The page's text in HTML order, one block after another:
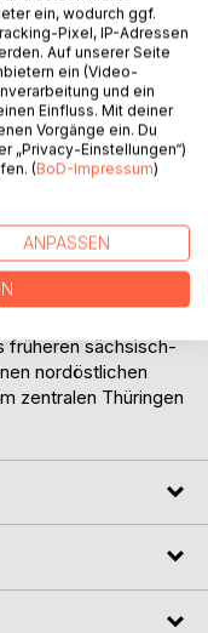
und Saunen im
Dichte an Kur-
vom
dem südlichen,
früheren sächsisch-
nordöstlichen
zentralen Thüringen
ein, wodurch ggf.
Pixel, IP-Adressen
Auf unserer Seite
ein (Video-
und ein
Einfluss. Mit deiner
Vorgänge ein. Du
„Privacy-Einstellungen“)
(BoD-Impressum)
ANPASSEN